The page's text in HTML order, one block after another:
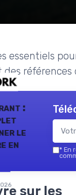
essentiels
références
:
le
en
* En
sur les